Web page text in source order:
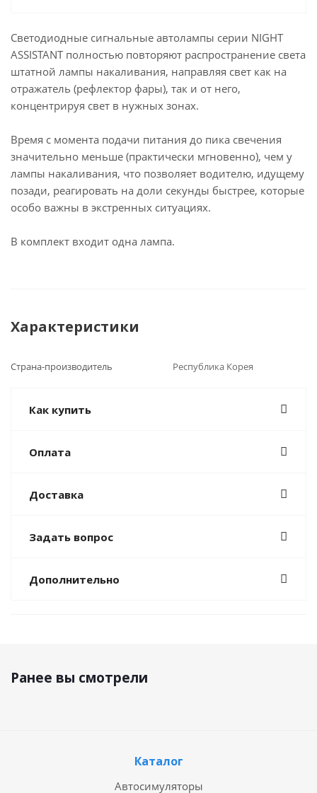
Светодиодные сигнальные автолампы серии NIGHT
ASSISTANT полностью повторяют распространение света
штатной лампы накаливания, направляя свет как на
отражатель (рефлектор фары), так и от него,
концентрируя свет в нужных зонах.
Время с момента подачи питания до пика свечения
значительно меньше (практически мгновенно), чем у
лампы накаливания, что позволяет водителю, идущему
позади, реагировать на доли секунды быстрее, которые
особо важны в экстренных ситуациях.
В комплект входит одна лампа.
Характеристики
Страна-производитель Республика Корея
Как купить
Оплата
Доставка
Задать вопрос
Дополнительно
Ранее вы смотрели
Каталог
Автосимуляторы